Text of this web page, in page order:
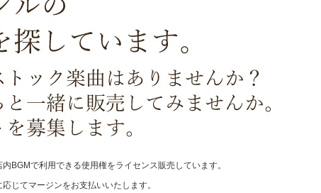
BGMで利用できる使用権をライセンス販売しています。
じてマージンをお支払いいたします。